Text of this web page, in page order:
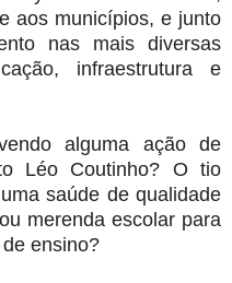
aos municípios, e junto
nas mais diversas
infraestrutura e
alguma ação de
Léo Coutinho? O tio
saúde de qualidade
merenda escolar para
ensino?